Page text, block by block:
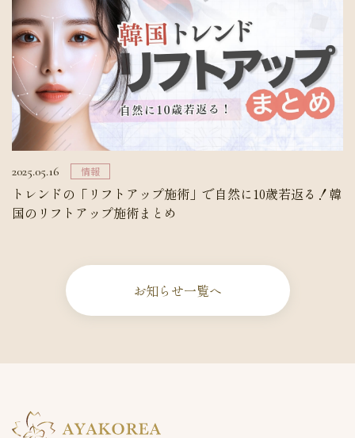
2025.05.16 情報
トレンドの「リフトアップ施術」で自然に10歳若返る！韓
国のリフトアップ施術まとめ
お知らせ一覧へ